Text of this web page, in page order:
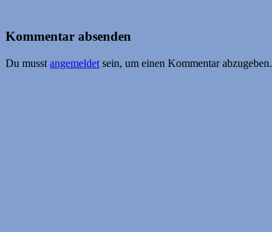
Kommentar absenden
Du musst angemeldet sein, um einen Kommentar abzugeben.